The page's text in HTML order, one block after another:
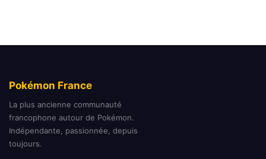
Pokémon France
La plus ancienne communauté
francophone autour de Pokémon.
Indépendante, passionnée, depuis
toujours.